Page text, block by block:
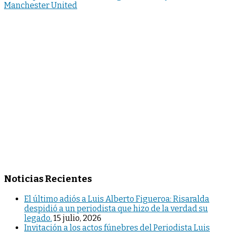
Manchester United
Noticias Recientes
El último adiós a Luis Alberto Figueroa: Risaralda
despidió a un periodista que hizo de la verdad su
legado. 15 julio, 2026
Invitación a los actos fúnebres del Periodista Luis